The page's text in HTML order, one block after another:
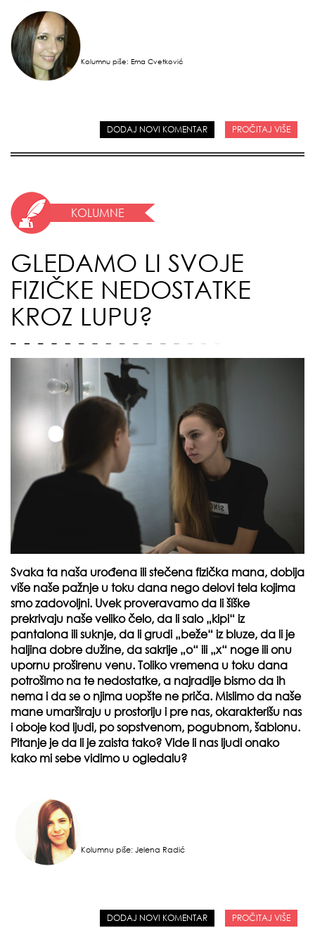
Kolumnu piše: Ema Cvetković
DODAJ NOVI KOMENTAR PROČITAJ VIŠE
KOLUMNE
GLEDAMO LI SVOJE
FIZIČKE NEDOSTATKE
KROZ LUPU?
Svaka ta naša urođena ili stečena fizička mana, dobija
više naše pažnje u toku dana nego delovi tela kojima
smo zadovoljni. Uvek proveravamo da li šiške
prekrivaju naše veliko čelo, da li salo „kipi“ iz
pantalona ili suknje, da li grudi „beže“ iz bluze, da li je
haljina dobre dužine, da sakrije „o“ ili „x“ noge ili onu
upornu proširenu venu. Toliko vremena u toku dana
potrošimo na te nedostatke, a najradije bismo da ih
nema i da se o njima uopšte ne priča. Mislimo da naše
mane umarširaju u prostoriju i pre nas, okarakterišu nas
i oboje kod ljudi, po sopstvenom, pogubnom, šablonu.
Pitanje je da li je zaista tako? Vide li nas ljudi onako
kako mi sebe vidimo u ogledalu?
Kolumnu piše: Jelena Radić
DODAJ NOVI KOMENTAR PROČITAJ VIŠE